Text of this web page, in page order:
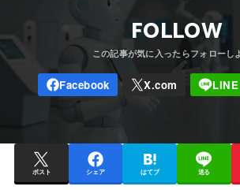
FOLLOW
ポスト シェア はてブ 送る